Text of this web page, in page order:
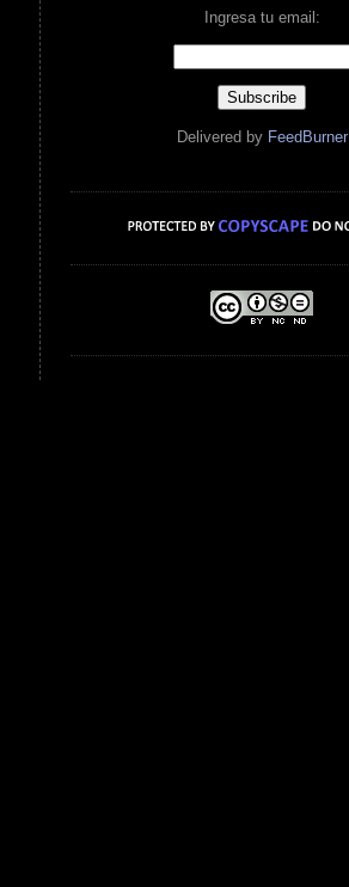
Ingresa tu email:
Delivered by FeedBurner